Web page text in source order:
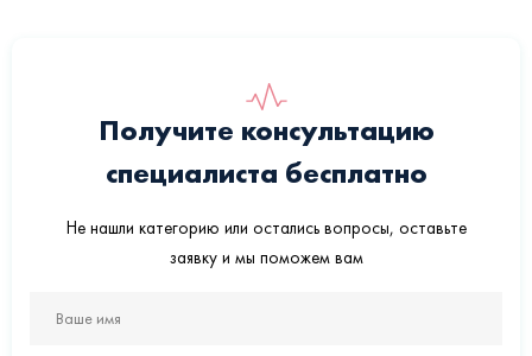
Получите консультацию
специалиста бесплатно
Не нашли категорию или остались вопросы, оставьте
заявку и мы поможем вам